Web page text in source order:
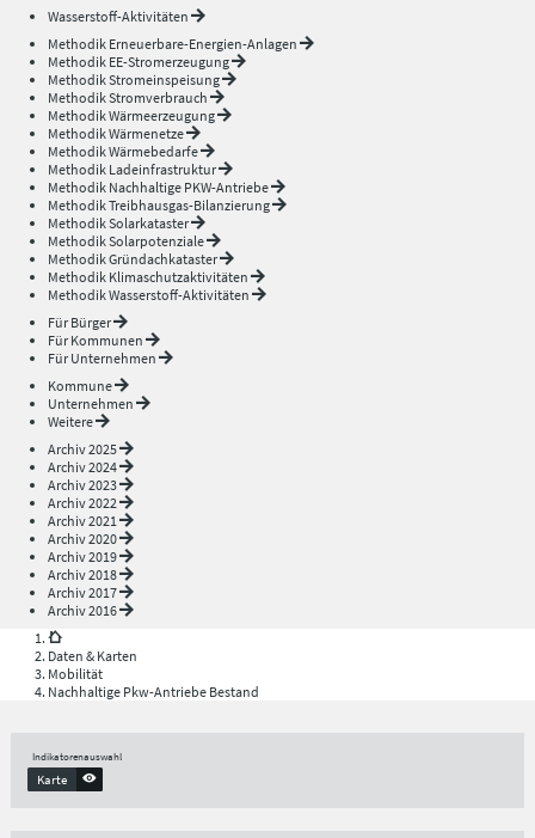
Wasserstoff-Aktivitäten
Methodik Erneuerbare-Energien-Anlagen
Methodik EE-Stromerzeugung
Methodik Stromeinspeisung
Methodik Stromverbrauch
Methodik Wärmeerzeugung
Methodik Wärmenetze
Methodik Wärmebedarfe
Methodik Ladeinfrastruktur
Methodik Nachhaltige PKW-Antriebe
Methodik Treibhausgas-Bilanzierung
Methodik Solarkataster
Methodik Solarpotenziale
Methodik Gründachkataster
Methodik Klimaschutzaktivitäten
Methodik Wasserstoff-Aktivitäten
Für Bürger
Für Kommunen
Für Unternehmen
Kommune
Unternehmen
Weitere
Archiv 2025
Archiv 2024
Archiv 2023
Archiv 2022
Archiv 2021
Archiv 2020
Archiv 2019
Archiv 2018
Archiv 2017
Archiv 2016
Daten & Karten
Mobilität
Nachhaltige Pkw-Antriebe Bestand
Indikatorenauswahl
Karte